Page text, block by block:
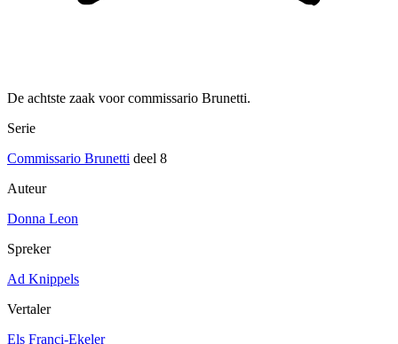
De achtste zaak voor commissario Brunetti.
Serie
Commissario Brunetti deel 8
Auteur
Donna Leon
Spreker
Ad Knippels
Vertaler
Els Franci-Ekeler